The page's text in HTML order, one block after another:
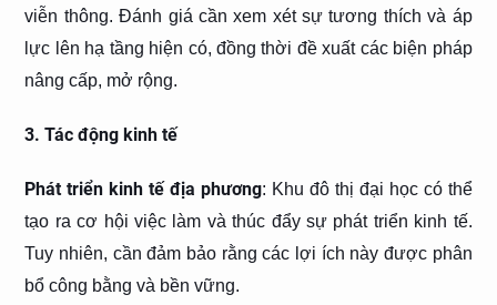
viễn thông. Đánh giá cần xem xét sự tương thích và áp
lực lên hạ tầng hiện có, đồng thời đề xuất các biện pháp
nâng cấp, mở rộng.
3. Tác động kinh tế
Phát triển kinh tế địa phương: Khu đô thị đại học có thể
tạo ra cơ hội việc làm và thúc đẩy sự phát triển kinh tế.
Tuy nhiên, cần đảm bảo rằng các lợi ích này được phân
bổ công bằng và bền vững.